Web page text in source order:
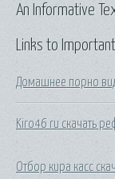
Links to
Домашнее порно
Kiro46 ru скачать
Отбор кира касс
An Informative